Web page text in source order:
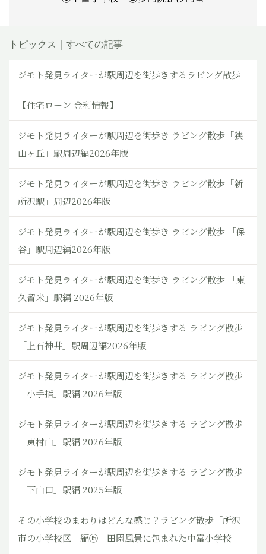
トピックス｜すべての記事
ジモト発見ライターが駅周辺を街歩きするラビング散歩
【住宅ローン 金利情報】
ジモト発見ライターが駅周辺を街歩き ラビング散歩「狭
山ヶ丘」駅周辺編2026年版
ジモト発見ライターが駅周辺を街歩き ラビング散歩「新
所沢駅」周辺2026年版
ジモト発見ライターが駅周辺を街歩き ラビング散歩 「保
谷」駅周辺編2026年版
ジモト発見ライターが駅周辺を街歩き ラビング散歩 「東
久留米」駅編 2026年版
ジモト発見ライターが駅周辺を街歩きする ラビング散歩
「上石神井」駅周辺編2026年版
ジモト発見ライターが駅周辺を街歩きする ラビング散歩
「小手指」駅編 2026年版
ジモト発見ライターが駅周辺を街歩きする ラビング散歩
「東村山」駅編 2026年版
ジモト発見ライターが駅周辺を街歩きする ラビング散歩
「下山口」駅編 2025年版
その小学校のまわりはどんな感じ？ラビング散歩「所沢
市の小学校区」編⑮ 田園風景に包まれた中富小学校